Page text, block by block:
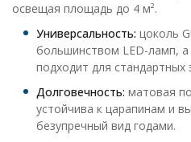
освещая площадь до 4 м².
Универсальность: цоколь
большинством LED-ламп,
подходит для стандартных
Долговечность: матовая
устойчива к царапинам и
безупречный вид годами.